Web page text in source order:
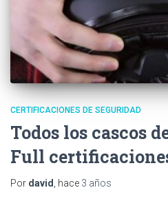
CERTIFICACIONES DE SEGURIDAD
Todos los cascos
Full
Por david , hace 3 años